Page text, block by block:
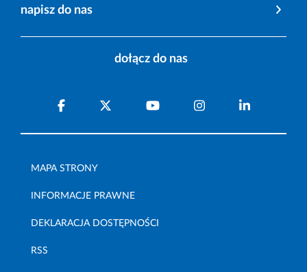
napisz do nas
dołącz do nas
MAPA STRONY
INFORMACJE PRAWNE
DEKLARACJA DOSTĘPNOŚCI
RSS